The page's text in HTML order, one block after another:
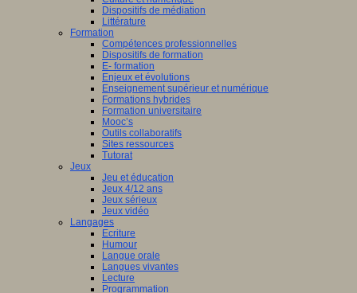
Dispositifs de médiation
Littérature
Formation
Compétences professionnelles
Dispositifs de formation
E- formation
Enjeux et évolutions
Enseignement supérieur et numérique
Formations hybrides
Formation universitaire
Mooc’s
Outils collaboratifs
Sites ressources
Tutorat
Jeux
Jeu et éducation
Jeux 4/12 ans
Jeux sérieux
Jeux vidéo
Langages
Ecriture
Humour
Langue orale
Langues vivantes
Lecture
Programmation